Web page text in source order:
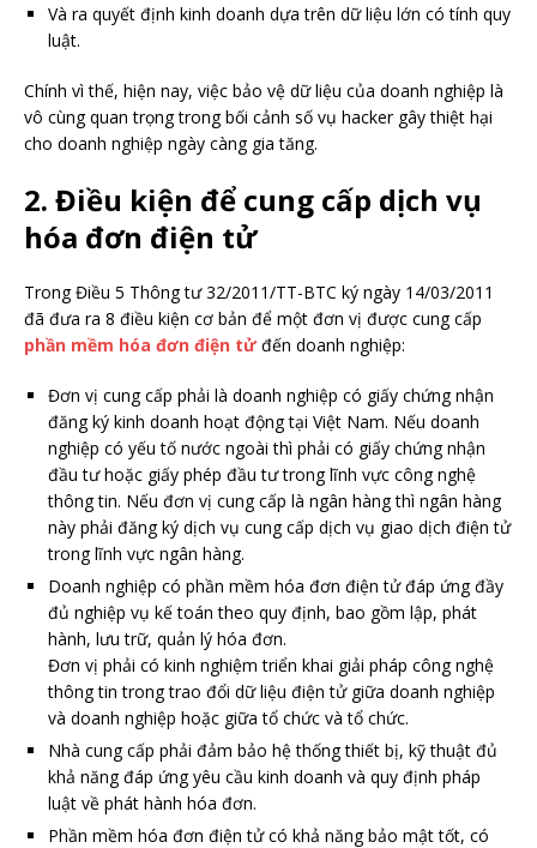
Và ra quyết định kinh doanh dựa trên dữ liệu lớn có tính quy
luật.
Chính vì thế, hiện nay, việc bảo vệ dữ liệu của doanh nghiệp là
vô cùng quan trọng trong bối cảnh số vụ hacker gây thiệt hại
cho doanh nghiệp ngày càng gia tăng.
2. Điều kiện để cung cấp dịch vụ
hóa đơn điện tử
Trong Điều 5 Thông tư 32/2011/TT-BTC ký ngày 14/03/2011
đã đưa ra 8 điều kiện cơ bản để một đơn vị được cung cấp
phần mềm hóa đơn điện tửđến doanh nghiệp:
Đơn vị cung cấp phải là doanh nghiệp có giấy chứng nhận
đăng ký kinh doanh hoạt động tại Việt Nam. Nếu doanh
nghiệp có yếu tố nước ngoài thì phải có giấy chứng nhận
đầu tư hoặc giấy phép đầu tư trong lĩnh vực công nghệ
thông tin. Nếu đơn vị cung cấp là ngân hàng thì ngân hàng
này phải đăng ký dịch vụ cung cấp dịch vụ giao dịch điện tử
trong lĩnh vực ngân hàng.
Doanh nghiệp có phần mềm hóa đơn điện tử đáp ứng đầy
đủ nghiệp vụ kế toán theo quy định, bao gồm lập, phát
hành, lưu trữ, quản lý hóa đơn.
Đơn vị phải có kinh nghiệm triển khai giải pháp công nghệ
thông tin trong trao đổi dữ liệu điện tử giữa doanh nghiệp
và doanh nghiệp hoặc giữa tổ chức và tổ chức.
Nhà cung cấp phải đảm bảo hệ thống thiết bị, kỹ thuật đủ
khả năng đáp ứng yêu cầu kinh doanh và quy định pháp
luật về phát hành hóa đơn.
Phần mềm hóa đơn điện tử có khả năng bảo mật tốt, có